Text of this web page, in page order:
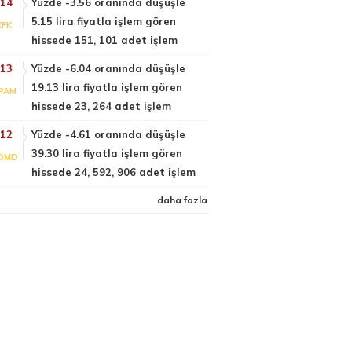
5.15 lira fiyatla işlem gören
hissede 151, 101 adet işlem
Yüzde -6.04 oranında düşüşle
19.13 lira fiyatla işlem gören
hissede 23, 264 adet işlem
Yüzde -4.61 oranında düşüşle
39.30 lira fiyatla işlem gören
hissede 24, 592, 906 adet işlem
daha fazla